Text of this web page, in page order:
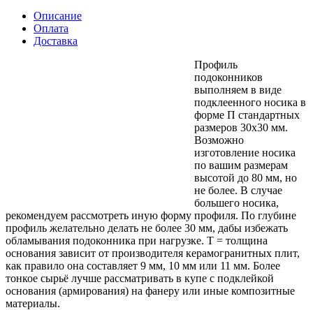
Описание
Оплата
Доставка
Профиль
подоконников
выполняем в виде
подклеенного носика в
форме П стандартных
размеров 30х30 мм.
Возможно
изготовление носика
по вашим размерам
высотой до 80 мм, но
не более. В случае
большего носика,
рекомендуем рассмотреть иную форму профиля. По глубине
профиль желательно делать не более 30 мм, дабы избежать
обламывания подоконника при нагрузке. Т = толщина
основания зависит от производителя керамогранитных плит,
как правило она составляет 9 мм, 10 мм или 11 мм. Более
тонкое сырьё лучше рассматривать в купе с подклейкой
основания (армирования) на фанеру или иные композитные
материалы.